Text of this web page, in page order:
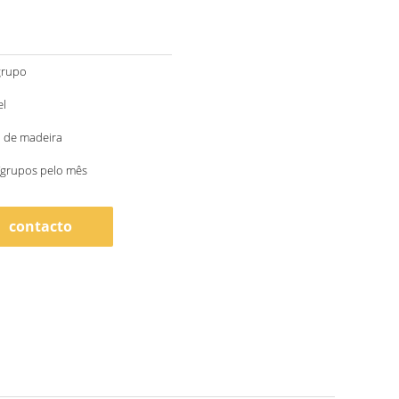
de madeira
pelo mês
contacto